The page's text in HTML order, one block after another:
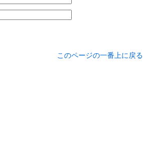
このページの一番上に戻る